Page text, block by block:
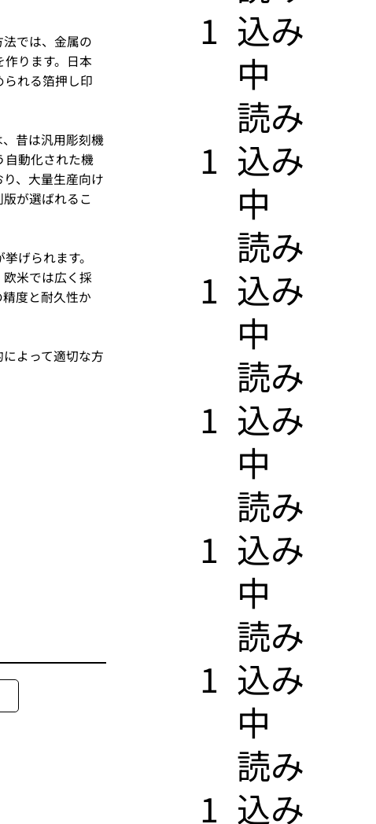
では、金属の
ります。日本
れる箔押し印
昔は汎用彫刻機
自動化された機
、大量生産向け
が選ばれるこ
げられます。
米では広く採
度と耐久性か
よって適切な方
1 込み
中
1
​読み
込み
中
1
​読み
込み
中
1
​読み
込み
中
1
​読み
込み
中
1
​読み
込み
中
1
​読み
込み